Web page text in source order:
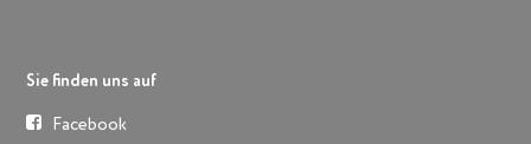
Sie finden uns auf
Facebook